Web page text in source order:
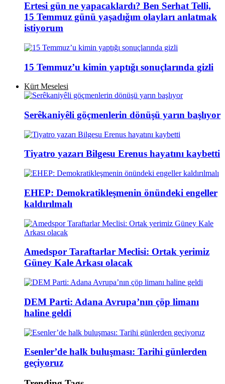
Ertesi gün ne yapacaklardı? Ben Serhat Telli,
15 Temmuz günü yaşadığım olayları anlatmak
istiyorum
15 Temmuz’u kimin yaptığı sonuçlarında gizli
Kürt Meselesi
Serêkaniyêli göçmenlerin dönüşü yarın başlıyor
Tiyatro yazarı Bilgesu Erenus hayatını kaybetti
EHEP: Demokratikleşmenin önündeki engeller
kaldırılmalı
Amedspor Taraftarlar Meclisi: Ortak yerimiz
Güney Kale Arkası olacak
DEM Parti: Adana Avrupa’nın çöp limanı
haline geldi
Esenler’de halk buluşması: Tarihi günlerden
geçiyoruz